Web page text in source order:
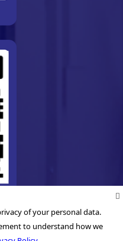
of your personal data.
to understand how we